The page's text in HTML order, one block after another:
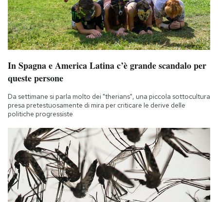
In Spagna e America Latina c’è grande scandalo per
queste persone
Da settimane si parla molto dei "therians", una piccola sottocultura
presa pretestuosamente di mira per criticare le derive delle
politiche progressiste